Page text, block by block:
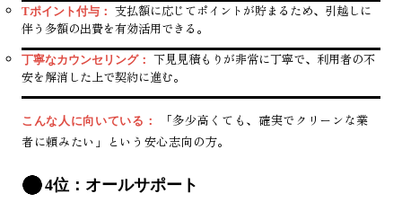
Tポイント付与： 支払額に応じてポイントが貯まるため、引越しに
伴う多額の出費を有効活用できる。
丁寧なカウンセリング： 下見見積もりが非常に丁寧で、利用者の不
安を解消した上で契約に進む。
こんな人に向いている：
「多少高くても、確実でクリーンな業
者に頼みたい」という安心志向の方。
4位：オールサポート